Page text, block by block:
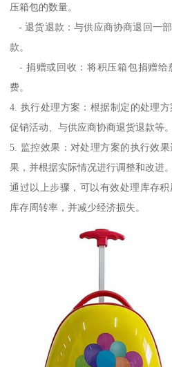
压箱包的数量。
- 退货退款：与供应商协商退回一
款。
- 捐赠或回收：将积压箱包捐赠给
费。
4. 执行处理方案：根据制定的处理
促销活动、与供应商协商退货退款等。
5. 监控效果：对处理方案的执行效
果，并根据实际情况进行调整和改进。
通过以上步骤，可以有效处理库存
库存周转率，并减少经济损失。